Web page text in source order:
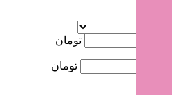
تومان
تومان